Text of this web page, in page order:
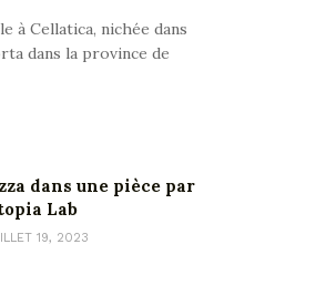
à Cellatica, nichée dans
dans la province de
dans une pièce par
Lab
19, 2023